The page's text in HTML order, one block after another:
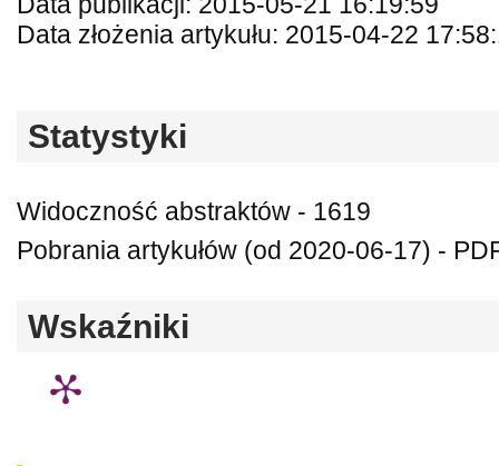
Data złożenia artykułu: 2015-04-22
Statystyki
Widoczność abstraktów - 1619
Pobrania artykułów (od 2020-06-17) -
Wskaźniki